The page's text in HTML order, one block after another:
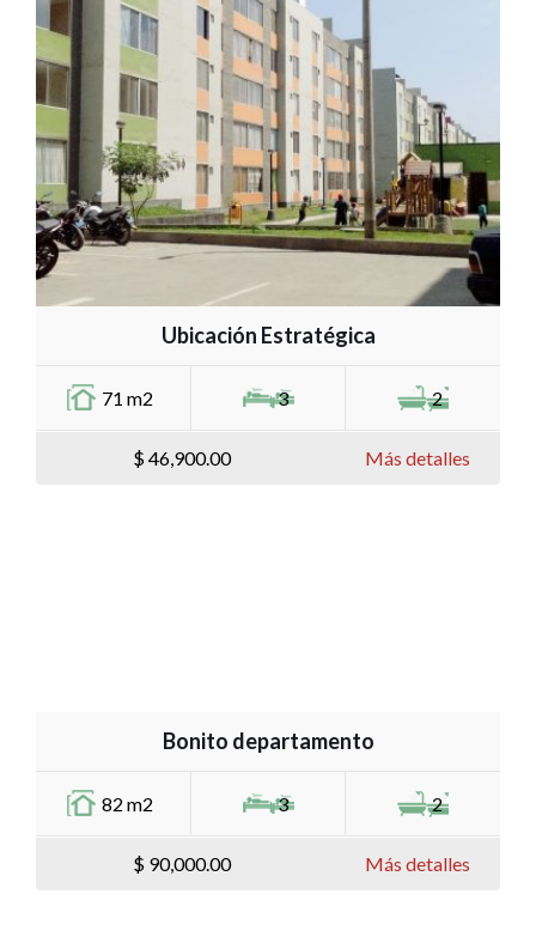
Ubicación Estratégica
71 m2 3 2
$ 46,900.00 Más detalles
Bonito departamento
82 m2 3 2
$ 90,000.00 Más detalles